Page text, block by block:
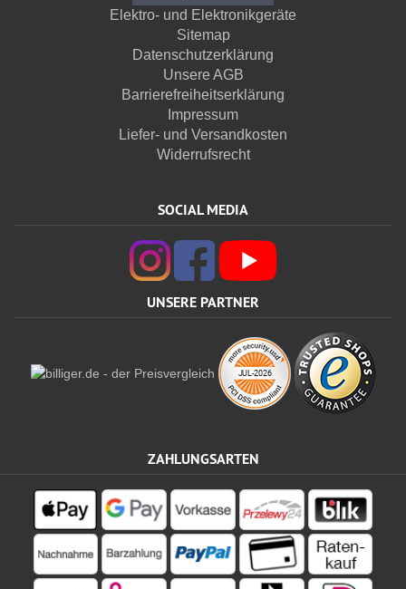
Elektro- und Elektronikgeräte
Sitemap
Datenschutzerklärung
Unsere AGB
Barrierefreiheitserklärung
Impressum
Liefer- und Versandkosten
Widerrufsrecht
SOCIAL MEDIA
UNSERE PARTNER
ZAHLUNGSARTEN